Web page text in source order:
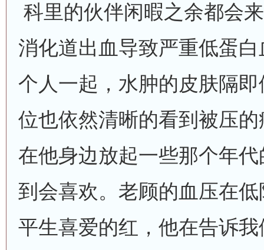
科里的伙伴闲暇之余都会
消化道出血导致严重低蛋
个人一起，水肿的皮肤隔
位也依然清晰的看到被压
在他身边放起一些那个年
到会喜欢。老顾的血压在
平生喜爱的红，他在告诉